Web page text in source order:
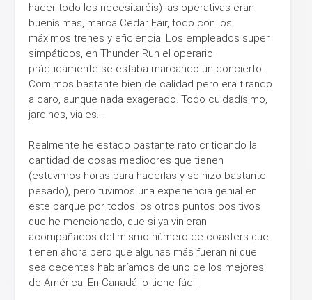
hacer todo los necesitaréis) las operativas eran
buenísimas, marca Cedar Fair, todo con los
máximos trenes y eficiencia. Los empleados super
simpáticos, en Thunder Run el operario
prácticamente se estaba marcando un concierto.
Comimos bastante bien de calidad pero era tirando
a caro, aunque nada exagerado. Todo cuidadísimo,
jardines, viales...
Realmente he estado bastante rato criticando la
cantidad de cosas mediocres que tienen
(estuvimos horas para hacerlas y se hizo bastante
pesado), pero tuvimos una experiencia genial en
este parque por todos los otros puntos positivos
que he mencionado, que si ya vinieran
acompañados del mismo número de coasters que
tienen ahora pero que algunas más fueran ni que
sea decentes hablaríamos de uno de los mejores
de América. En Canadá lo tiene fácil.